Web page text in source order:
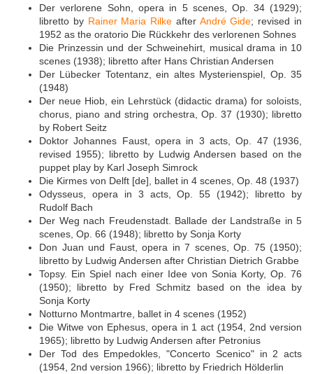
Der verlorene Sohn, opera in 5 scenes, Op. 34 (1929);
libretto by Rainer Maria Rilke after André Gide; revised in
1952 as the oratorio Die Rückkehr des verlorenen Sohnes
Die Prinzessin und der Schweinehirt, musical drama in 10
scenes (1938); libretto after Hans Christian Andersen
Der Lübecker Totentanz, ein altes Mysterienspiel, Op. 35
(1948)
Der neue Hiob, ein Lehrstück (didactic drama) for soloists,
chorus, piano and string orchestra, Op. 37 (1930); libretto
by Robert Seitz
Doktor Johannes Faust, opera in 3 acts, Op. 47 (1936,
revised 1955); libretto by Ludwig Andersen based on the
puppet play by Karl Joseph Simrock
Die Kirmes von Delft [de], ballet in 4 scenes, Op. 48 (1937)
Odysseus, opera in 3 acts, Op. 55 (1942); libretto by
Rudolf Bach
Der Weg nach Freudenstadt. Ballade der Landstraße in 5
scenes, Op. 66 (1948); libretto by Sonja Korty
Don Juan und Faust, opera in 7 scenes, Op. 75 (1950);
libretto by Ludwig Andersen after Christian Dietrich Grabbe
Topsy. Ein Spiel nach einer Idee von Sonia Korty, Op. 76
(1950); libretto by Fred Schmitz based on the idea by
Sonja Korty
Notturno Montmartre, ballet in 4 scenes (1952)
Die Witwe von Ephesus, opera in 1 act (1954, 2nd version
1965); libretto by Ludwig Andersen after Petronius
Der Tod des Empedokles, "Concerto Scenico" in 2 acts
(1954, 2nd version 1966); libretto by Friedrich Hölderlin